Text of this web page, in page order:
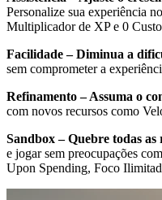
Personalize sua experiência
Multiplicador de XP e 0
Facilidade – Diminua a
sem comprometer a
Refinamento – Assuma o
com novos recursos como
Sandbox – Quebre todas as
e jogar sem preocupações
Upon Spending, Foco